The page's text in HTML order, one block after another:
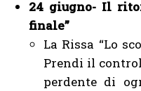
24 giugno- Il
finale”
La Rissa “Lo
Prendi il
perdente di